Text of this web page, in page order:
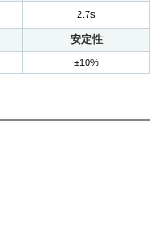
2.7s
安定性
±10%